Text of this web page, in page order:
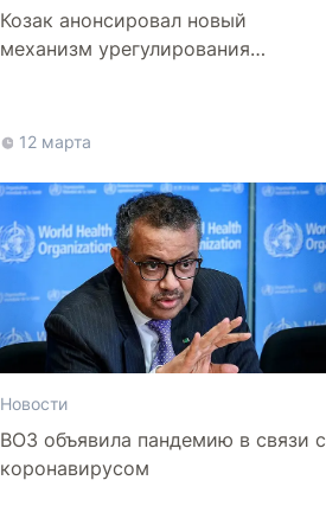
Козак анонсировал новый
механизм урегулирования
12 марта
Новости
ВОЗ объявила пандемию в связи с
коронавирусом